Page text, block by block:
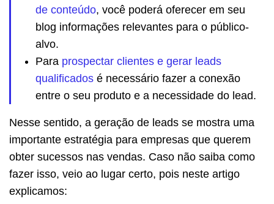
de conteúdo, você poderá oferecer em seu
blog informações relevantes para o público-
alvo.
Para prospectar clientes e gerar leads
qualificados é necessário fazer a conexão
entre o seu produto e a necessidade do lead.
Nesse sentido, a geração de leads se mostra uma
importante estratégia para empresas que querem
obter sucessos nas vendas. Caso não saiba como
fazer isso, veio ao lugar certo, pois neste artigo
explicamos: